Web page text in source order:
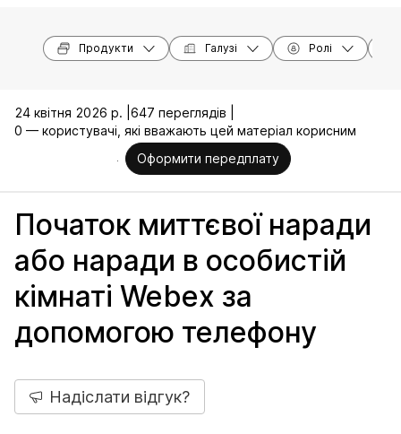
Продукти Галузі Ролі
24 квітня 2026 р. | 647 переглядів |
0 — користувачі, які вважають цей матеріал корисним
Оформити передплату
Початок миттєвої наради
або наради в особистій
кімнаті Webex за
допомогою телефону
Надіслати відгук?